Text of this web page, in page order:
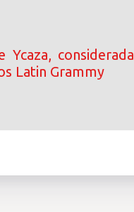
Ycaza, considerada
Latin Grammy